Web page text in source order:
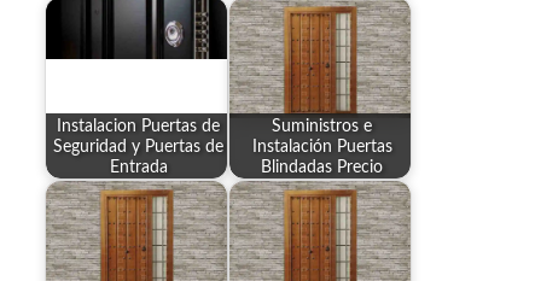
Instalacion Puertas de
Seguridad y Puertas de
Entrada
Suministros e
Instalación Puertas
Blindadas Precio